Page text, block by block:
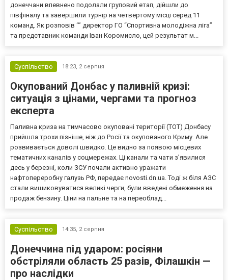
донеччани впевнено подолали груповий етап, дійшли до
півфіналу та завершили турнір на четвертому місці серед 11
команд. Як розповів “” директор ГО “Спортивна молодіжна ліга”
та представник команди Іван Коромисло, цей результат м...
Суспільство 18:23, 2 серпня
Окупований Донбас у паливній кризі:
ситуація з цінами, чергами та прогноз
експерта
Паливна криза на тимчасово окуповані території (ТОТ) Донбасу
прийшла трохи пізніше, ніж до Росії та окупованого Криму. Але
розвивається доволі швидко. Це видно за появою місцевих
тематичних каналів у соцмережах. Ці канали та чати з’явилися
десь у березні, коли ЗСУ почали активно уражати
нафтопереробну галузь РФ, передає novosti.dn.ua. Тоді ж біля АЗС
стали вишиковуватися великі черги, були введені обмеження на
продаж бензину. Ціни на пальне та на переоблад...
Суспільство 14:35, 2 серпня
Донеччина під ударом: росіяни
обстріляли область 25 разів, Філашкін —
про наслідки